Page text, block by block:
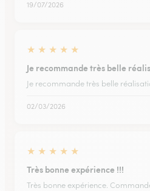
19/07/2026
★ ★ ★ ★ ★
Je recommande très belle
Je recommande très belle
02/03/2026
★ ★ ★ ★ ★
Très bonne expérience !!!
Très bonne expérience.